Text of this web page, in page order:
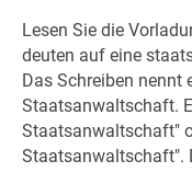
Lesen Sie die
deuten auf eine
Das Schreiben nennt
Staatsanwaltschaft.
Staatsanwaltschaft"
Staatsanwaltschaft".